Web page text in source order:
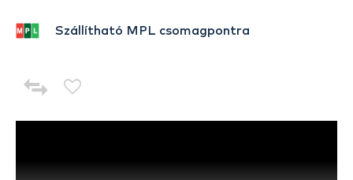
Szállítható MPL csomagpontra